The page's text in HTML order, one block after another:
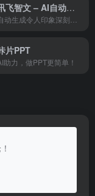
讯飞智文 – AI自动生成PPT文档
片PPT
助力，做PPT更简单！